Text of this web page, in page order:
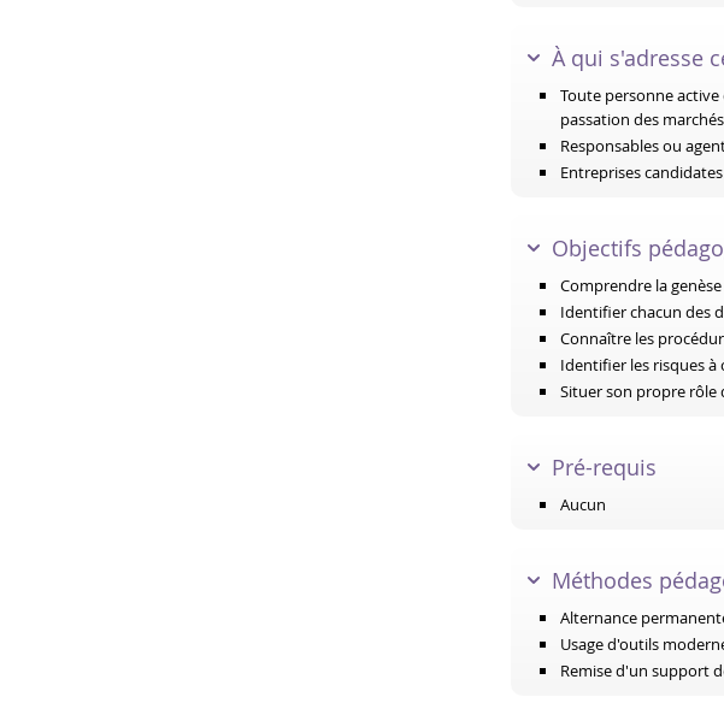
À qui s'adresse
Toute personne
passation des marchés
Responsables ou
Entreprises candidates
Objectifs
Comprendre la
Identifier chacun des
Connaître les
Identifier les risques
Situer son propre rôle
Pré-requis
Aucun
Méthodes
Alternance
Usage d'outils
Remise d'un support